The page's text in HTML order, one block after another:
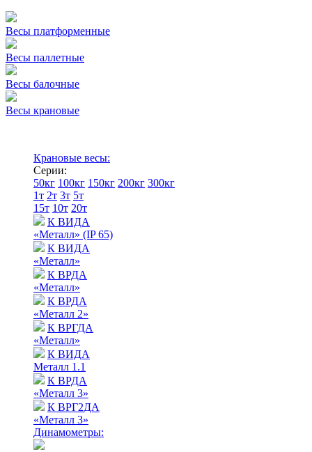
Весы платформенные
Весы паллетные
Весы балочные
Весы крановые
Крановые весы:
Серии:
50кг 100кг 150кг 200кг 300кг
1т 2т 3т 5т
15т 10т 20т
К ВИДА
«Металл» (IP 65)
К ВИДА
«Металл»
К ВРДА
«Металл»
К ВРДА
«Металл 2»
К ВРГДА
«Металл»
К ВИДА
Металл 1.1
К ВРДА
«Металл 3»
К ВРГ2ДА
«Металл 3»
Динамометры: